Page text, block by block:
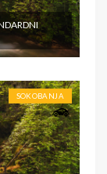
SOKOBANJA